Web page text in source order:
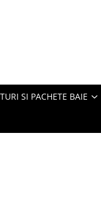
SI PACHETE BAIE